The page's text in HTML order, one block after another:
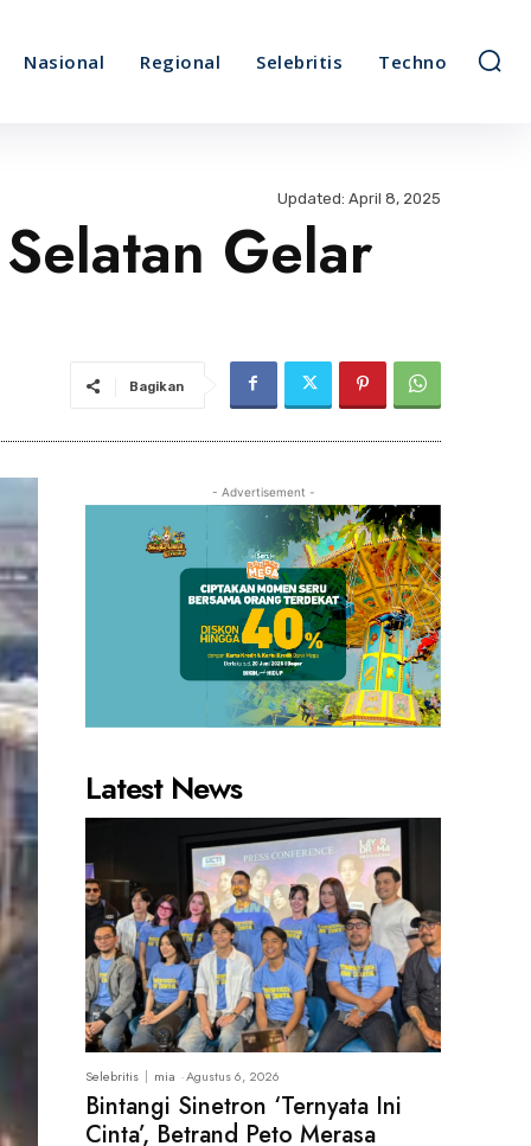
Nasional Regional Selebritis Techno
Updated: April 8, 2025
Gelar
Bagikan
- Advertisement -
Latest News
Selebritis mia -Agustus 6, 2026
Bintangi Sinetron ‘Ternyata Ini
Cinta’, Betrand Peto Merasa